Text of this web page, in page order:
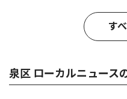
す
泉区 ローカルニュース